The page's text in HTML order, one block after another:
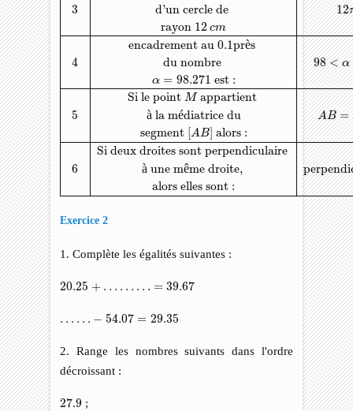
3
d'un cercle de 12
rayon 12 cm
encadrement au 0.1près
4
du nombre 98 < α
α = 98.271 est :
Si le point M appartient
5
à la médiatrice du AB =
segment AB] alors :
Si deux droites sont perpendiculaire
6
à une même droite,
alors elles sont :
Exercice 2
1. Complète les égalités suivantes :
20.25 + … … … = 39.67
20.25 +… 39.67
… … − 54.07 = 29.35
54.07 =29.35
2. Range les nombres suivants dans l'ordre
décroissant :
27.9
27.9 ;